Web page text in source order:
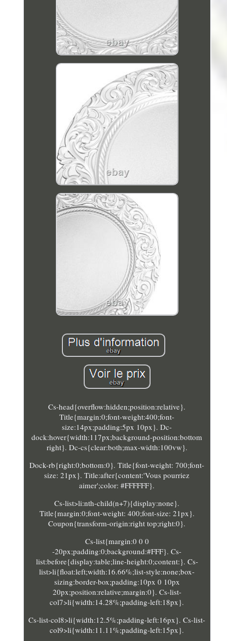
Cs-head{overflow:hidden;position:relative}.
Title{margin:0;font-weight:400;font-
size:14px;padding:5px 10px}. Dc-
dock:hover{width:117px;background-position:bottom
right}. Dc-cs{clear:both;max-width:100vw}.
Dock-rb{right:0;bottom:0}. Title{font-weight: 700;font-
size: 21px}. Title:after{content:'Vous pourriez
aimer';color: #FFFFFF}.
Cs-list>li:nth-child(n+7){display:none}.
Title{margin:0;font-weight: 400;font-size: 21px}.
Coupon{transform-origin:right top;right:0}.
Cs-list{margin:0 0 0
-20px;padding:0;background:#FFF}. Cs-
list:before{display:table;line-height:0;content:}. Cs-
list>li{float:left;width:16.66%;list-style:none;box-
sizing:border-box;padding:10px 0 10px
20px;position:relative;margin:0}. Cs-list-
col7>li{width:14.28%;padding-left:18px}.
Cs-list-col8>li{width:12.5%;padding-left:16px}. Cs-list-
col9>li{width:11.11%;padding-left:15px}.